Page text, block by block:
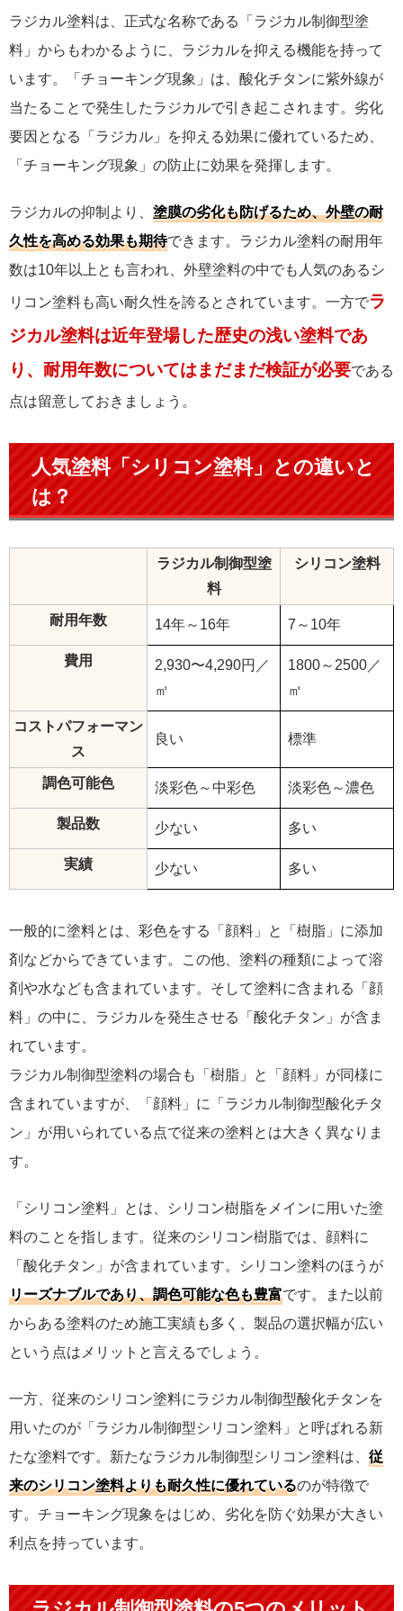
ラジカル塗料は、正式な名称である「ラジカル制御型塗
料」からもわかるように、ラジカルを抑える機能を持って
います。「チョーキング現象」は、酸化チタンに紫外線が
当たることで発生したラジカルで引き起こされます。劣化
要因となる「ラジカル」を抑える効果に優れているため、
「チョーキング現象」の防止に効果を発揮します。
ラジカルの抑制より、 塗膜の劣化も防げるため、外壁の耐
久性を高める効果も期待できます。ラジカル塗料の耐用年
数は10年以上とも言われ、外壁塗料の中でも人気のあるシ
リコン塗料も高い耐久性を誇るとされています。一方でラ
ジカル塗料は近年登場した歴史の浅い塗料であ
り、耐用年数についてはまだまだ検証が必要である
点は留意しておきましょう。
人気塗料「シリコン塗料」との違いと
は？
ラジカル制御型塗
料
シリコン塗料
耐用年数 14年～16年 7～10年
費用
2,930〜4,290円／
㎡
1800～2500／
㎡
コストパフォーマン
ス
良い 標準
調色可能色 淡彩色～中彩色 淡彩色～濃色
製品数 少ない 多い
実績 少ない 多い
一般的に塗料とは、彩色をする「顔料」と「樹脂」に添加
剤などからできています。この他、塗料の種類によって溶
剤や水なども含まれています。そして塗料に含まれる「顔
料」の中に、ラジカルを発生させる「酸化チタン」が含ま
れています。
ラジカル制御型塗料の場合も「樹脂」と「顔料」が同様に
含まれていますが、「顔料」に「ラジカル制御型酸化チタ
ン」が用いられている点で従来の塗料とは大きく異なりま
す。
「シリコン塗料」とは、シリコン樹脂をメインに用いた塗
料のことを指します。従来のシリコン樹脂では、顔料に
「酸化チタン」が含まれています。シリコン塗料のほうが
リーズナブルであり、調色可能な色も豊富です。また以前
からある塗料のため施工実績も多く、製品の選択幅が広い
という点はメリットと言えるでしょう。
一方、従来のシリコン塗料にラジカル制御型酸化チタンを
用いたのが「ラジカル制御型シリコン塗料」と呼ばれる新
たな塗料です。新たなラジカル制御型シリコン塗料は、 従
来のシリコン塗料よりも耐久性に優れているのが特徴で
す。チョーキング現象をはじめ、劣化を防ぐ効果が大きい
利点を持っています。